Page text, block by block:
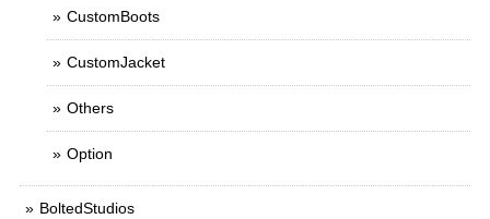
CustomBoots
CustomJacket
Others
Option
BoltedStudios